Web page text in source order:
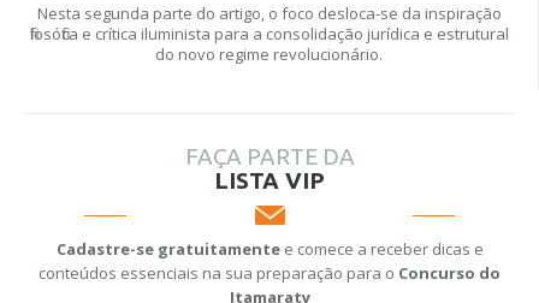
Nesta segunda parte do artigo, o foco desloca-se da inspiração
filosófica e crítica iluminista para a consolidação jurídica e estrutural
do novo regime revolucionário.
FAÇA PARTE DA
LISTA VIP
Cadastre-se gratuitamentee comece a receber dicas e
conteúdos essenciais na sua preparação para o Concurso do
Itamaraty